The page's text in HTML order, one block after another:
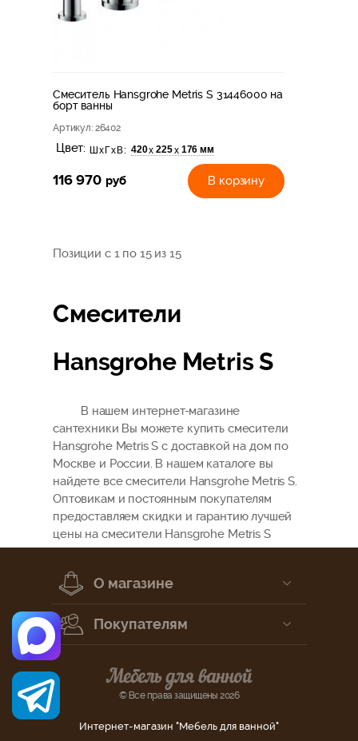
Смеситель Hansgrohe Metris S 31446000 на
борт ванны
Артикул: 26402
Цвет: ШхГхВ: 420х 225х 176 мм
116 970 руб В корзину
Позиции с 1 по 15 из 15
Смесители
Hansgrohe Metris S
В нашем интернет-магазине
сантехники Вы можете купить смесители
Hansgrohe Metris S с доставкой на дом по
Москве и России. В нашем каталоге вы
найдете все смесители Hansgrohe Metris S.
Оптовикам и постоянным покупателям
предоставляем скидки и гарантию лучшей
цены на смесители Hansgrohe Metris S
О магазине
Покупателям
© Все права защищены 2026
Интернет-магазин "Мебель для ванной"